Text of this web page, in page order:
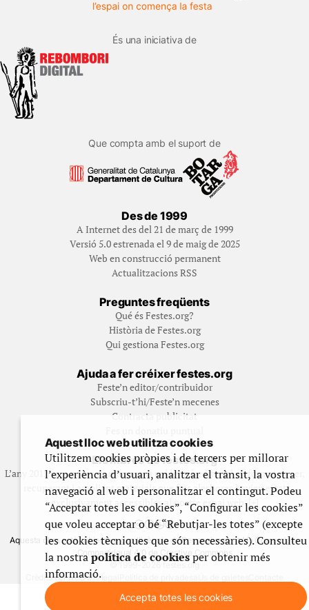
És una iniciativa de
Que compta amb el suport de
Des de 1999
A Internet des del 21 de març de 1999
Versió 5.0 estrenada el 9 de maig de 2025
Web en construcció permanent
Actualitzacions RSS
Preguntes freqüents
Qué és Festes.org?
Història de Festes.org
Qui gestiona Festes.org
Ajuda a fer créixer festes.org
Feste’n editor/contribuidor
Subscriu-t’hi/Feste’n mecenes
Contracta publicitat
Els llibres de festes.org
L’any 2012 vam posar en marxa una col·lecció editorial en format paper,
recuperant i ampliant materials que fins aleshores havien estat
exclusivament accessibles al nostre espai web. [+]
Aquesta obra està subjecta a una llicència de Reconeixement No Comercial -
CompartirIgual 4.0 de Creative Commons
© 1999-2026 festes.org
Crèdits del webAvís legal
Aquest lloc web utilitza cookies
Utilitzem cookies pròpies i de tercers per millorar
l’experiència d’usuari, analitzar el trànsit, la vostra
navegació al web i personalitzar el contingut. Podeu
“Acceptar totes les cookies”, “Configurar les cookies”
que voleu acceptar o bé “Rebutjar-les totes” (excepte
les cookies tècniques que són necessàries). Consulteu
la nostrapolítica de cookiesper obtenir més
informació.
Accepta totes les cookies